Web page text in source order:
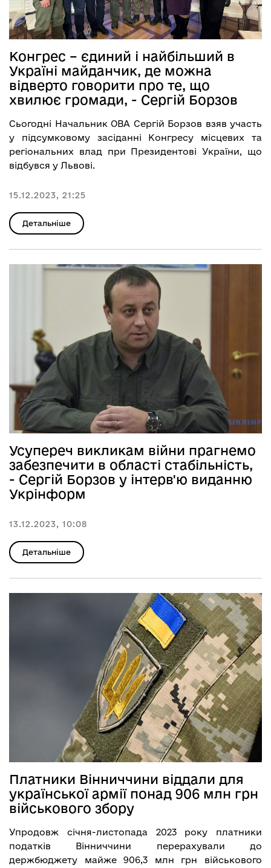
Конгрес – єдиний і найбільший в
Україні майданчик, де можна
відверто говорити про те, що
хвилює громади, - Сергій Борзов
Сьогодні Начальник ОВА Сергій Борзов взяв участь
у підсумковому засіданні Конгресу місцевих та
регіональних влад при Президентові України, що
відбувся у Львові.
15.12.2023, 21:25
Детальніше
Усупереч викликам війни прагнемо
забезпечити в області стабільність,
- Сергій Борзов у інтерв'ю виданню
Укрінформ
13.12.2023, 10:08
Детальніше
Платники Вінниччини віддали для
української армії понад 906 млн грн
військового збору
Упродовж січня-листопада 2023 року платники
податків Вінниччини перерахували до
держбюджету майже 906,3 млн грн військового